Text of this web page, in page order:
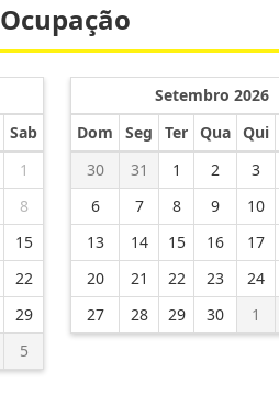
Ocupação
Sab
1
8
15
22
29
5
Setembro 2026
Dom
Seg Ter Qua Qui
30
31 1 2 3
6
7 8 9 10
13
14 15 16 17
20
21 22 23 24
27
28 29 30 1